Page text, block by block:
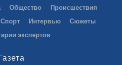
Общество
Происшествия
Спорт Интервью
Сюжеты
экспертов